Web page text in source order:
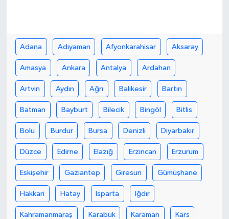
Adana Adıyaman Afyonkarahisar Aksaray
Amasya Ankara Antalya Ardahan
Artvin Aydın Ağrı Balıkesir Bartın
Batman Bayburt Bilecik Bingöl Bitlis
Bolu Burdur Bursa Denizli Diyarbakır
Düzce Edirne Elazığ Erzincan Erzurum
Eskişehir Gaziantep Giresun Gümüşhane
Hakkari Hatay Isparta Iğdır
Kahramanmaraş Karabük Karaman Kars